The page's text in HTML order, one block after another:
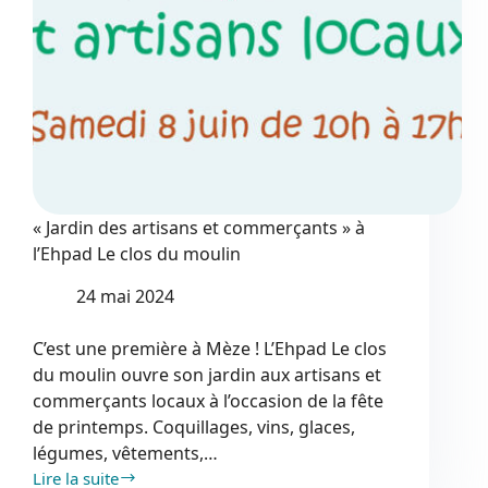
« Jardin des artisans et commerçants » à
l’Ehpad Le clos du moulin
24 mai 2024
C’est une première à Mèze ! L’Ehpad Le clos
du moulin ouvre son jardin aux artisans et
commerçants locaux à l’occasion de la fête
de printemps. Coquillages, vins, glaces,
légumes, vêtements,…
Lire la suite